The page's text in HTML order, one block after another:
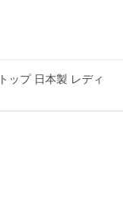
ップ 日本製 レディ